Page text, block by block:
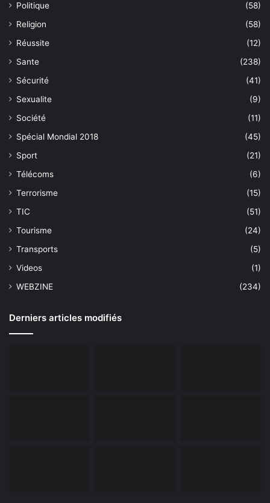
Politique
(58)
Religion
(58)
Réussite
(12)
Sante
(238)
Sécurité
(41)
Sexualite
(9)
Société
(11)
Spécial Mondial 2018
(45)
Sport
(21)
Télécoms
(6)
Terrorisme
(15)
TIC
(51)
Tourisme
(24)
Transports
(5)
Videos
(1)
WEBZINE
(234)
Derniers articles modifiés